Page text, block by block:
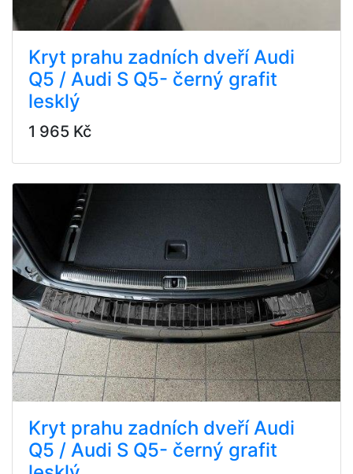
Kryt prahu zadních dveří Audi
Q5 / Audi S Q5- černý grafit
lesklý
1 965 Kč
Kryt prahu zadních dveří Audi
Q5 / Audi S Q5- černý grafit